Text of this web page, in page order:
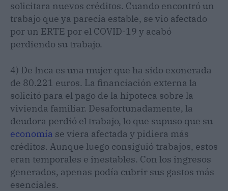
solicitara nuevos créditos. Cuando encontró un
trabajo que ya parecía estable, se vio afectado
por un ERTE por el COVID-19 y acabó
perdiendo su trabajo.
4) De Inca es una mujer que ha sido exonerada
de 80.221 euros. La financiación externa la
solicitó para el pago de la hipoteca sobre la
vivienda familiar. Desafortunadamente, la
deudora perdió el trabajo, lo que supuso que su
economía se viera afectada y pidiera más
créditos. Aunque luego consiguió trabajos, estos
eran temporales e inestables. Con los ingresos
generados, apenas podía cubrir sus gastos más
esenciales.